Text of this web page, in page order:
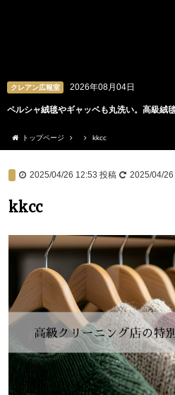
クレアン広報室 2026年08月04日
ペルシャ絨毯やギャッベも丸洗い。高級絨
トップページ kkcc
2025/04/26 12:53 投稿 2025/04/26
kkcc